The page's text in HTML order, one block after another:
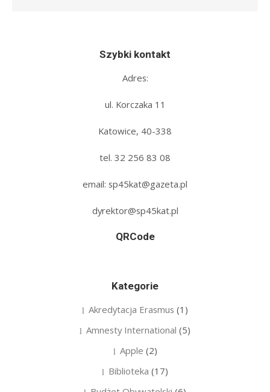
Szybki kontakt
Adres:
ul. Korczaka 11
Katowice, 40-338
tel. 32 256 83 08‬
email: sp45kat@gazeta.pl
dyrektor@sp45kat.pl
QRCode
Kategorie
Akredytacja Erasmus (1)
Amnesty International (5)
Apple (2)
Biblioteka (17)